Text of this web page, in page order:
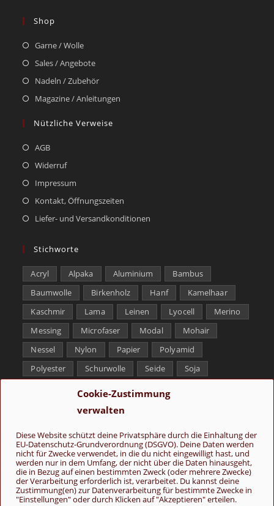
Cookie-Zustimmung
verwalten
Diese Website schützt deine Privatsphäre durch die Einhaltung der
EU-Datenschutz-Grundverordnung (DSGVO). Deine Daten werden
nicht für Zwecke verwendet, in die du nicht eingewilligt hast, und
werden nur in dem Umfang, der nicht über die Daten hinausgeht,
die in Bezug auf einen bestimmten Zweck (oder mehrere Zwecke)
der Verarbeitung erforderlich ist, verarbeitet. Du kannst deine
Zustimmung(en) zur Datenverarbeitung für bestimmte Zwecke in
"Einstellungen" oder durch Klicken auf "Akzeptieren" erteilen.
Shop
Garne / Wolle
Sales / Angebote
Nadeln / Zubehör
Magazine / Anleitungen
Nützliche Verweise
AGB
Widerruf
Impressum
Kontakt, Öffnungszeiten
Liefer- und Versandkonditionen
Stichworte
Acryl Alpaka Aluminium
Bambus
Baumwolle
Birkenholz Hanf
Kamelhaar
Kaschmir
Lama Leinen Lyocell
Merino
Messing
Microfaser Modal
Mohair
Nessel
Nylon Papier
Polyamid
Polyester
Schurwolle Seide
Soja
Tencel
Yak
Folge uns